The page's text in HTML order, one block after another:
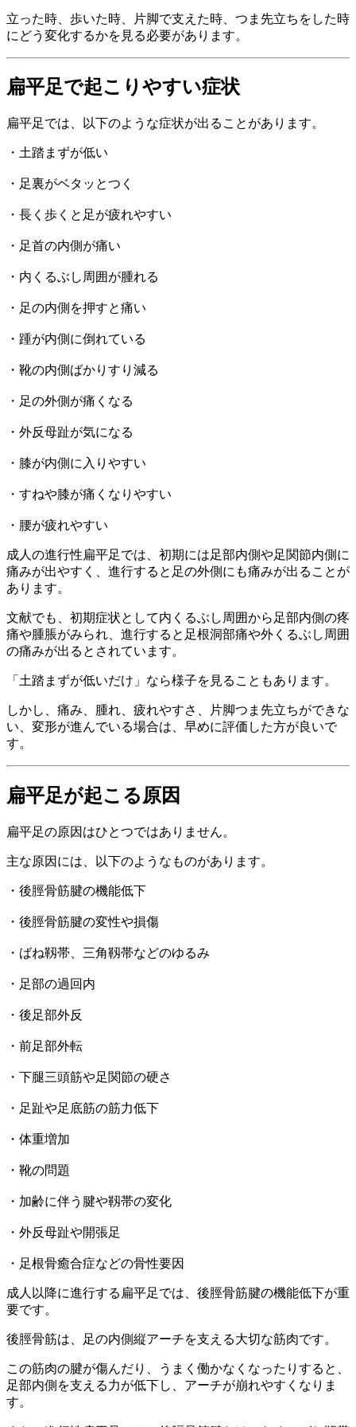
立った時、歩いた時、片脚で支えた時、つま先立ちをした時
にどう変化するかを見る必要があります。
扁平足で起こりやすい症状
扁平足では、以下のような症状が出ることがあります。
・土踏まずが低い
・足裏がベタッとつく
・長く歩くと足が疲れやすい
・足首の内側が痛い
・内くるぶし周囲が腫れる
・足の内側を押すと痛い
・踵が内側に倒れている
・靴の内側ばかりすり減る
・足の外側が痛くなる
・外反母趾が気になる
・膝が内側に入りやすい
・すねや膝が痛くなりやすい
・腰が疲れやすい
成人の進行性扁平足では、初期には足部内側や足関節内側に
痛みが出やすく、進行すると足の外側にも痛みが出ることが
あります。
文献でも、初期症状として内くるぶし周囲から足部内側の疼
痛や腫脹がみられ、進行すると足根洞部痛や外くるぶし周囲
の痛みが出るとされています。
「土踏まずが低いだけ」なら様子を見ることもあります。
しかし、痛み、腫れ、疲れやすさ、片脚つま先立ちができな
い、変形が進んでいる場合は、早めに評価した方が良いで
す。
扁平足が起こる原因
扁平足の原因はひとつではありません。
主な原因には、以下のようなものがあります。
・後脛骨筋腱の機能低下
・後脛骨筋腱の変性や損傷
・ばね靱帯、三角靱帯などのゆるみ
・足部の過回内
・後足部外反
・前足部外転
・下腿三頭筋や足関節の硬さ
・足趾や足底筋の筋力低下
・体重増加
・靴の問題
・加齢に伴う腱や靱帯の変化
・外反母趾や開張足
・足根骨癒合症などの骨性要因
成人以降に進行する扁平足では、後脛骨筋腱の機能低下が重
要です。
後脛骨筋は、足の内側縦アーチを支える大切な筋肉です。
この筋肉の腱が傷んだり、うまく働かなくなったりすると、
足部内側を支える力が低下し、アーチが崩れやすくなりま
す。